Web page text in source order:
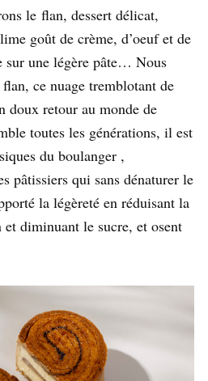
le flan, dessert délicat,
goût de crème, d’oeuf et de
sur une légère pâte… Nous
ce nuage tremblotant de
doux retour au monde de
toutes les générations, il est
du boulanger ,
pâtissiers qui sans dénaturer le
la légèreté en réduisant la
et diminuant le sucre, et osent